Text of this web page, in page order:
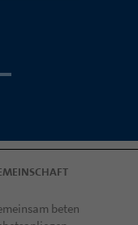
beten